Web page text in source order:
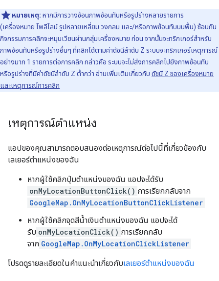
หมายเหตุ: หากมีการวางซ้อนภาพซ้อนทับหรือรูปร่างหลายรายการ
(เครื่องหมาย โพลีไลน์ รูปหลายเหลี่ยม วงกลม และ/หรือภาพซ้อนทับบนพื้น) ซ้อนกัน
กิจกรรมการคลิกจะหมุนเวียนผ่านกลุ่มเครื่องหมาย ก่อน จากนั้นจะทริกเกอร์สำหรับ
ภาพซ้อนทับหรือรูปร่างอื่นๆ ที่คลิกได้ตามค่าดัชนีลำดับ Z ระบบจะทริกเกอร์เหตุการณ์
อย่างมาก 1 รายการต่อการคลิก กล่าวคือ ระบบจะไม่ส่งการคลิกไปยังภาพซ้อนทับ
หรือรูปร่างที่มีค่าดัชนีลำดับ Z ต่ำกว่า อ่านเพิ่มเติมเกี่ยวกับ ดัชนี Z ของเครื่องหมาย
และเหตุการณ์การคลิก
เหตุการณ์ตำแหน่ง
แอปของคุณสามารถตอบสนองต่อเหตุการณ์ต่อไปนี้ที่เกี่ยวข้องกับ
เลเยอร์ตำแหน่งของฉัน
หากผู้ใช้คลิกปุ่มตำแหน่งของฉัน แอปจะได้รับ
onMyLocationButtonClick() การเรียกกลับจาก
GoogleMap.OnMyLocationButtonClickListener
หากผู้ใช้คลิกจุดสีน้ำเงินตำแหน่งของฉัน แอปจะได้
รับ onMyLocationClick() การเรียกกลับ
จาก GoogleMap.OnMyLocationClickListener
โปรดดูรายละเอียดในคำแนะนำเกี่ยวกับเลเยอร์ตำแหน่งของฉัน